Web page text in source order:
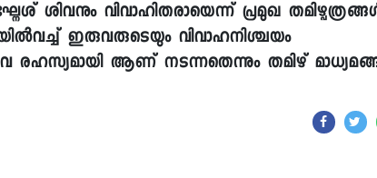
ശിവനും വിവാഹിതരായെന്ന് പ്രമുഖ
ഇരുവരുടെയും വിവാഹനിശ്ചയം
രഹസ്യമായി ആണ് നടന്നതെന്നും തമിഴ്